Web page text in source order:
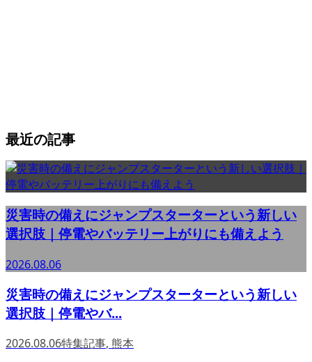
最近の記事
災害時の備えにジャンプスターターという新しい
選択肢｜停電やバッテリー上がりにも備えよう
2026.08.06
災害時の備えにジャンプスターターという新しい
選択肢｜停電やバ...
2026.08.06特集記事, 熊本